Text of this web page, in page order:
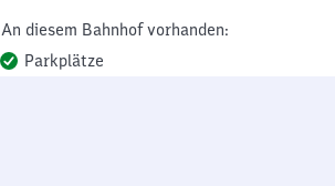
An diesem Bahnhof vorhanden:
Parkplätze